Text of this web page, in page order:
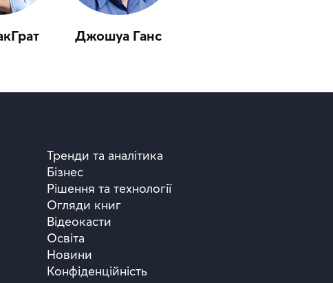
Джошуа Ганс
Тренди та аналітика
Бізнес
Рішення та технології
Огляди книг
Відеокасти
Освіта
Новини
Конфіденційність